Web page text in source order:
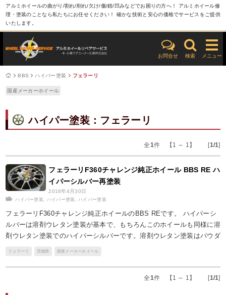
アルミホイールの曲がり/割れ/削れ/欠け/傷/錆/凹みなどでお困りの方へ！ アルミホイール修
理・塗装のことなら私たちにお任せください！ 確かな技術と安心の価格でサービスをご提供
いたします。
お問合せ 検索 メニュー
BBS ハイパー塗装 フェラーリ
国産メーカーホイール
ハイパー塗装：フェラーリ
全1件 【1 ～ 1】 [1/1]
フェラーリF360チャレンジ純正ホイール BBS RE ハ
イパーシルバー再塗装
2016年4月30日
ハイパー塗装 , ハイパー塗装 ,ハイパー塗装
フェラーリF360チャレンジ純正ホイールのBBS REです。 ハイパーシ
ルバーは溶剤ウレタン塗装が基本で、もちろんこのホイールも同様に溶
剤ウレタン塗装でのハイパーシルバーです。溶剤ウレタン塗装はパウダ
フェラーリ 茨城県 国産メーカーホイール
全1件 【1 ～ 1】 [1/1]